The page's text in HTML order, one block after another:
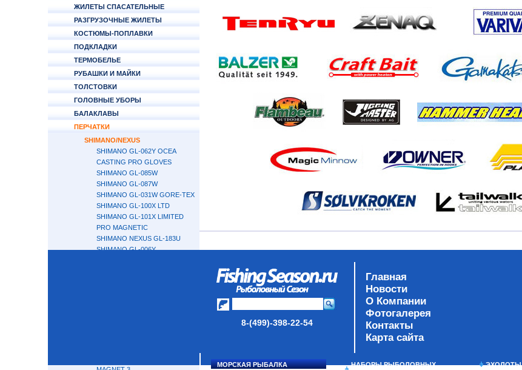
ЖИЛЕТЫ СПАСАТЕЛЬНЫЕ
РАЗГРУЗОЧНЫЕ ЖИЛЕТЫ
КОСТЮМЫ-ПОПЛАВКИ
ПОДКЛАДКИ
ТЕРМОБЕЛЬЕ
РУБАШКИ И МАЙКИ
ТОЛСТОВКИ
ГОЛОВНЫЕ УБОРЫ
БАЛАКЛАВЫ
ПЕРЧАТКИ
SHIMANO/NEXUS
SHIMANO GL-062Y OCEA
CASTING PRO GLOVES
SHIMANO GL-085W
SHIMANO GL-087W
SHIMANO GL-031W GORE-TEX
SHIMANO GL-100X LTD
SHIMANO GL-101X LIMITED
PRO MAGNETIC
SHIMANO NEXUS GL-183U
SHIMANO GL-006Y
8-(499)-398-22-54
Главная
Новости
О Компании
Фотогалерея
Контакты
Карта сайта
МОРСКАЯ РЫБАЛКА
НАБОРЫ РЫБОЛОВНЫХ
ЭХОЛОТЫ